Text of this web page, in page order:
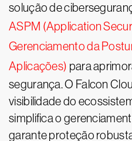
solução de
ASPM (Application
Gerenciamento da
Aplicações) para
segurança. O Falcon
visibilidade do
simplifica o
garante proteção